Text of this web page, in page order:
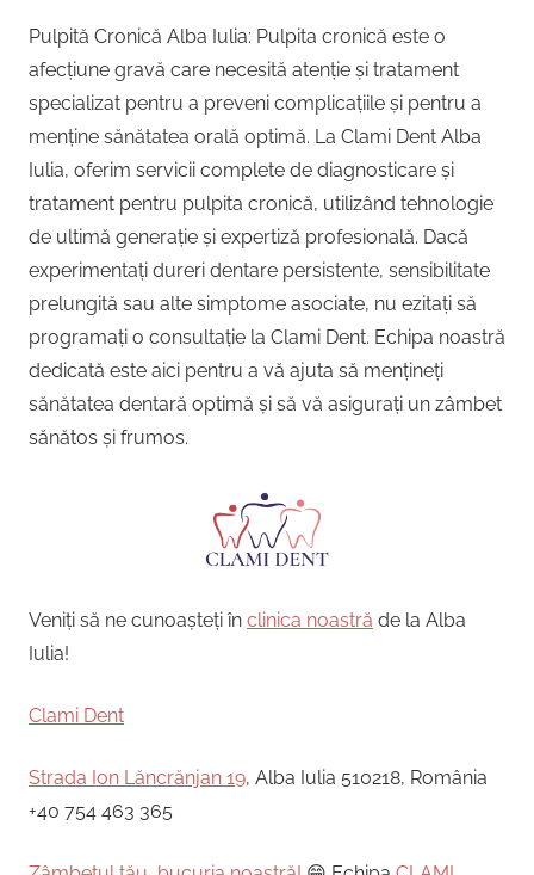
Pulpită Cronică Alba Iulia: Pulpita cronică este o
afecțiune gravă care necesită atenție și tratament
specializat pentru a preveni complicațiile și pentru a
menține sănătatea orală optimă. La Clami Dent Alba
Iulia, oferim servicii complete de diagnosticare și
tratament pentru pulpita cronică, utilizând tehnologie
de ultimă generație și expertiză profesională. Dacă
experimentați dureri dentare persistente, sensibilitate
prelungită sau alte simptome asociate, nu ezitați să
programați o consultație la Clami Dent. Echipa noastră
dedicată este aici pentru a vă ajuta să mențineți
sănătatea dentară optimă și să vă asigurați un zâmbet
sănătos și frumos.
Veniți să ne cunoașteți în clinica noastră de la Alba
Iulia!
Clami Dent
Strada Ion Lăncrănjan 19, Alba Iulia 510218, România
+40 754 463 365